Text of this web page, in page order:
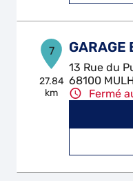
7
27.84
km
GARAGE
13 Rue du
68100
Fermé